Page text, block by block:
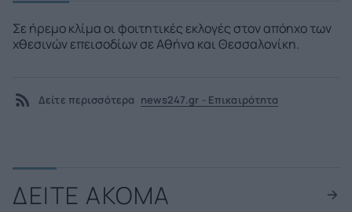
Σε ήρεμο κλίμα οι φοιτητικές εκλογές στον απόηχο των
χθεσινών επεισοδίων σε Αθήνα και Θεσσαλονίκη.
Δείτε περισσότερα news247.gr - Επικαιρότητα
ΔΕΙΤΕ ΑΚΟΜΑ